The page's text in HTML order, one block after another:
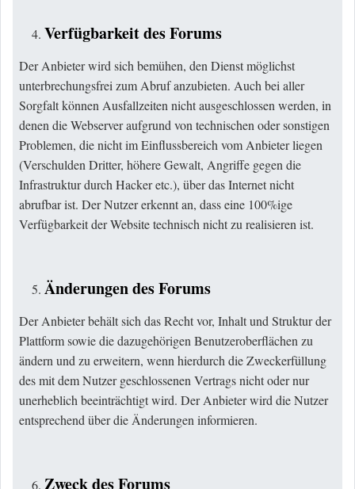
Verfügbarkeit des Forums
Der Anbieter wird sich bemühen, den Dienst möglichst
unterbrechungsfrei zum Abruf anzubieten. Auch bei aller
Sorgfalt können Ausfallzeiten nicht ausgeschlossen werden, in
denen die Webserver aufgrund von technischen oder sonstigen
Problemen, die nicht im Einflussbereich vom Anbieter liegen
(Verschulden Dritter, höhere Gewalt, Angriffe gegen die
Infrastruktur durch Hacker etc.), über das Internet nicht
abrufbar ist. Der Nutzer erkennt an, dass eine 100%ige
Verfügbarkeit der Website technisch nicht zu realisieren ist.
Änderungen des Forums
Der Anbieter behält sich das Recht vor, Inhalt und Struktur der
Plattform sowie die dazugehörigen Benutzeroberflächen zu
ändern und zu erweitern, wenn hierdurch die Zweckerfüllung
des mit dem Nutzer geschlossenen Vertrags nicht oder nur
unerheblich beeinträchtigt wird. Der Anbieter wird die Nutzer
entsprechend über die Änderungen informieren.
Zweck des Forums